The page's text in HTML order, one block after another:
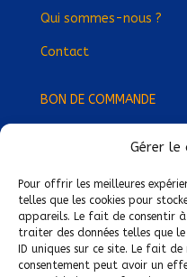
Gérer le
Pour offrir les meilleures
telles que les cookies pour
appareils. Le fait de consentir
traiter des données telles que
ID uniques sur ce site. Le fait
consentement peut avoir un
Qui sommes-nous ?
Contact
BON DE COMMANDE
Devenez Délégué·e
Trouvez-nous près de
Mentions légales
Conditions générales de